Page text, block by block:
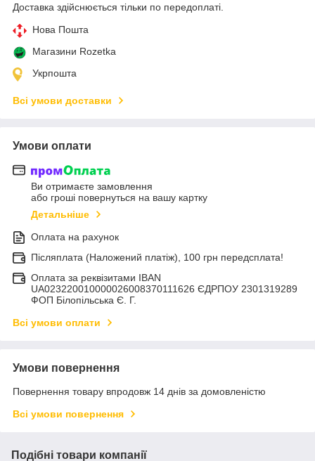
Доставка здійснюється тільки по передоплаті.
Нова Пошта
Магазини Rozetka
Укрпошта
Всі умови доставки
Умови оплати
Ви отримаєте замовлення
або гроші повернуться на вашу картку
Детальніше
Оплата на рахунок
Післяплата (Наложений платіж), 100 грн передсплата!
Оплата за реквізитами IBAN
UA023220010000026008370111626 ЄДРПОУ 2301319289
ФОП Білопільська Є. Г.
Всі умови оплати
Умови повернення
Повернення товару впродовж 14 днів за домовленістю
Всі умови повернення
Подібні товари компанії